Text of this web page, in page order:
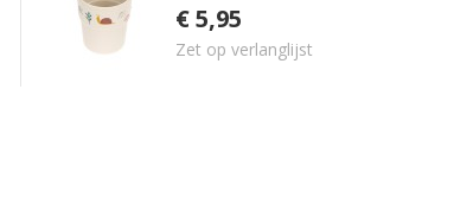
€ 5,95
Zet op verlanglijst